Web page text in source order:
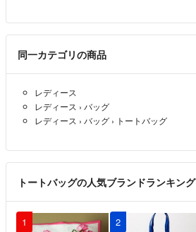
同一カテゴリの商品
レディース
レディース › バッグ
レディース › バッグ › トートバッグ
トートバッグの人気ブランドランキング
1 2